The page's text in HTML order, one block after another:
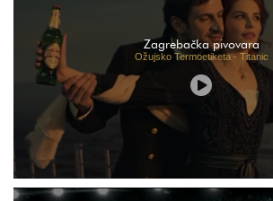
Zagrebačka pivovara
Ožujsko Termoetiketa - Titanic